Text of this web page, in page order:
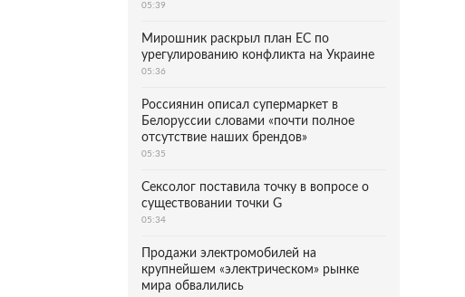
05:39
Мирошник раскрыл план ЕС по
урегулированию конфликта на Украине
05:36
Россиянин описал супермаркет в
Белоруссии словами «почти полное
отсутствие наших брендов»
05:35
Сексолог поставила точку в вопросе о
существовании точки G
05:34
Продажи электромобилей на
крупнейшем «электрическом» рынке
мира обвалились